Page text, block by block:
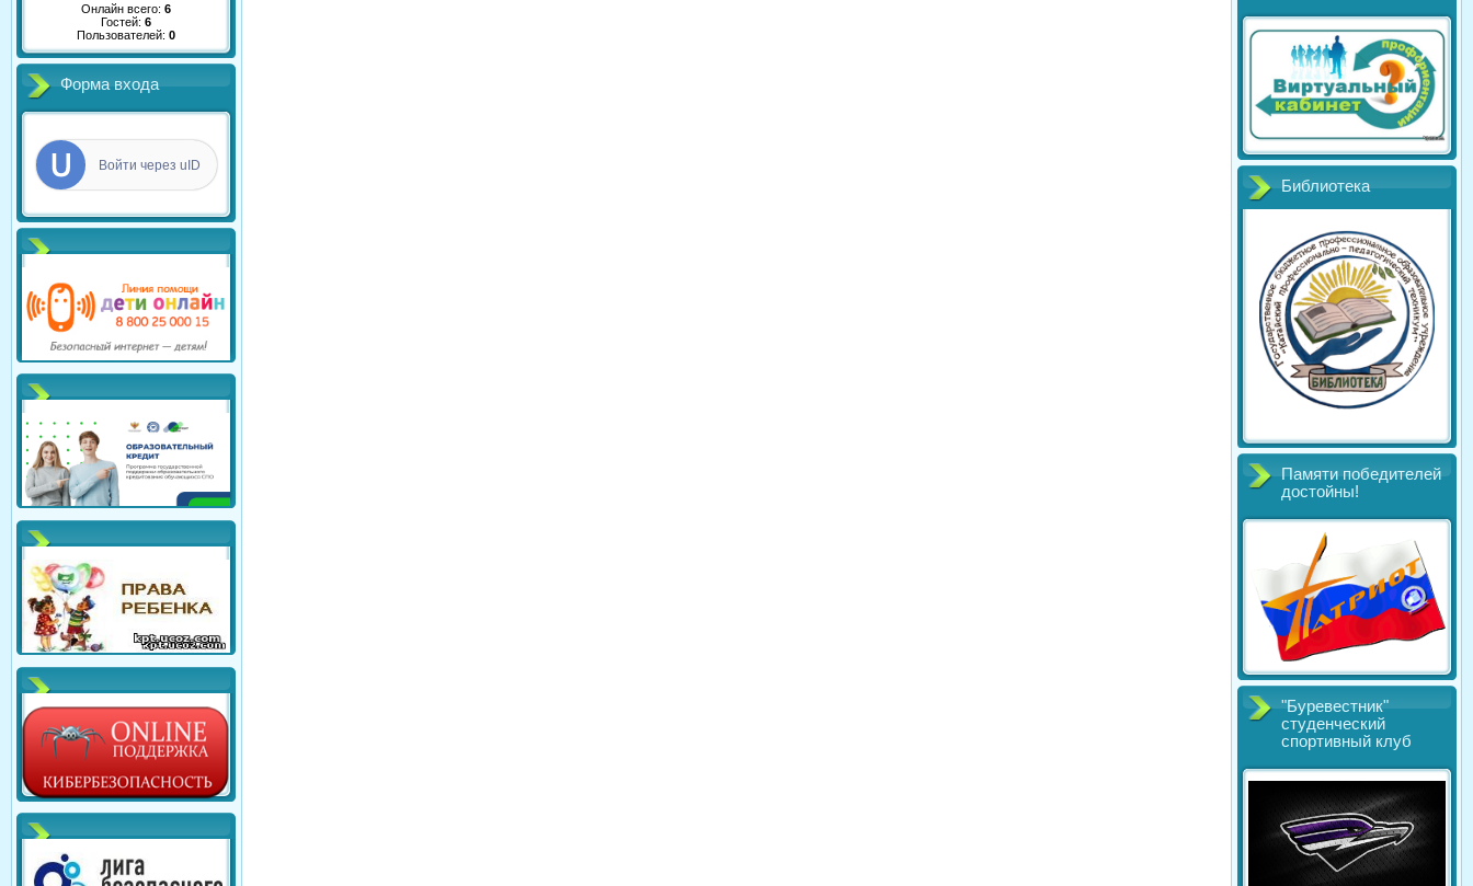
Онлайн всего: 6
Гостей: 6
Пользователей: 0
Форма входа
Войти через uID
Библиотека
Памяти победителей
достойны!
"Буревестник"
студенческий
спортивный клуб